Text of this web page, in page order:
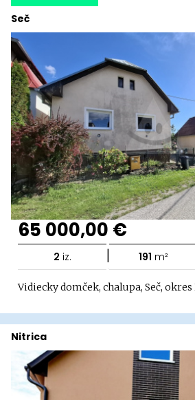
Seč
65 000,00 €
2 iz. | 191 m²
Vidiecky domček, chalupa, Seč,
Nitrica